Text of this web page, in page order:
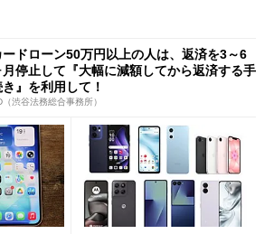
ードローン50万円以上の人は、返済を3～6
月停止して『大幅に減額してから返済する手
』を利用して！
（渋谷法務総合事務所）